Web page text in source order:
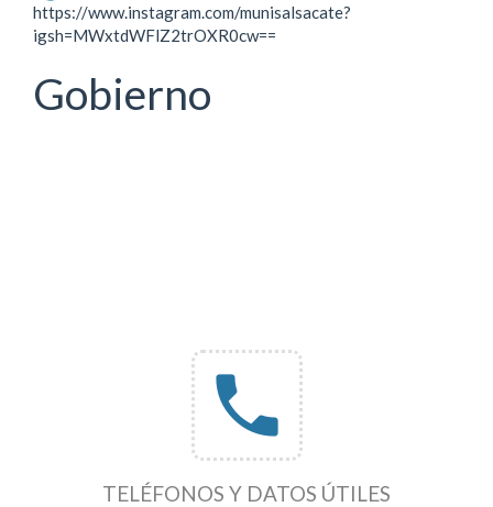
https://www.instagram.com/munisalsacate?
igsh=MWxtdWFlZ2trOXR0cw==
Gobierno
phone
TELÉFONOS Y DATOS ÚTILES